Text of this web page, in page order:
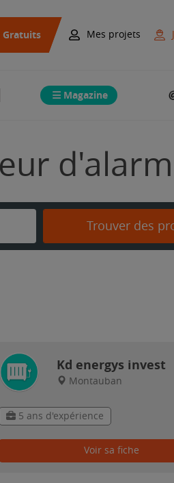
Gratuits Mes projets
Magazine
Trouver des
Kd energys invest
Montauban
5 ans d'expérience
Voir sa fiche